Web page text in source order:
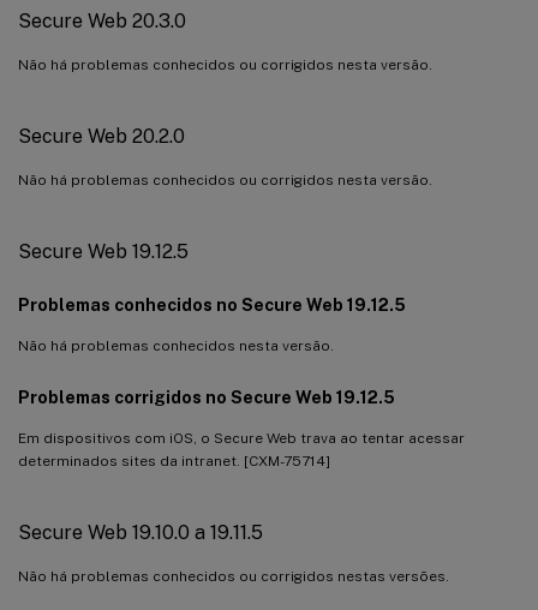
Secure Web 20.3.0
Não há problemas conhecidos ou corrigidos nesta versão.
Secure Web 20.2.0
Não há problemas conhecidos ou corrigidos nesta versão.
Secure Web 19.12.5
Problemas conhecidos no Secure Web 19.12.5
Não há problemas conhecidos nesta versão.
Problemas corrigidos no Secure Web 19.12.5
Em dispositivos com iOS, o Secure Web trava ao tentar acessar
determinados sites da intranet. [CXM-75714]
Secure Web 19.10.0 a 19.11.5
Não há problemas conhecidos ou corrigidos nestas versões.